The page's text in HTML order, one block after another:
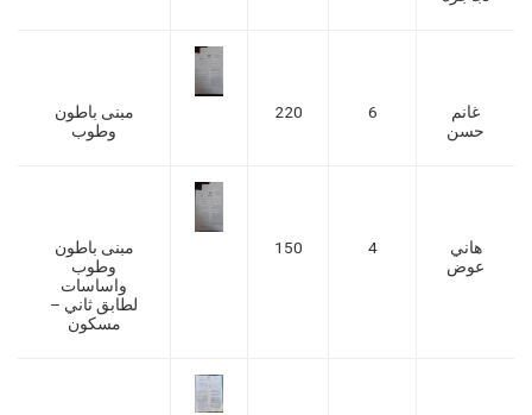
غانم
حسن
6
220
مبنى باطون
وطوب
هاني
عوض
4
150
مبنى باطون
وطوب
واساسات
لطابق ثاني –
مسكون